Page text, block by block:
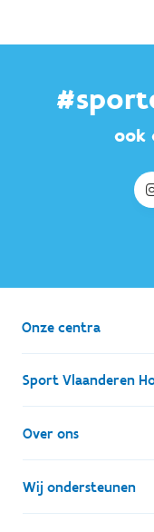
ook
Onze centra
Sport Vlaanderen
Simon Bolivarlaan 17
1000 Brussel
Over ons
Wie zijn we, wat
Onze centra
Wij ondersteunen